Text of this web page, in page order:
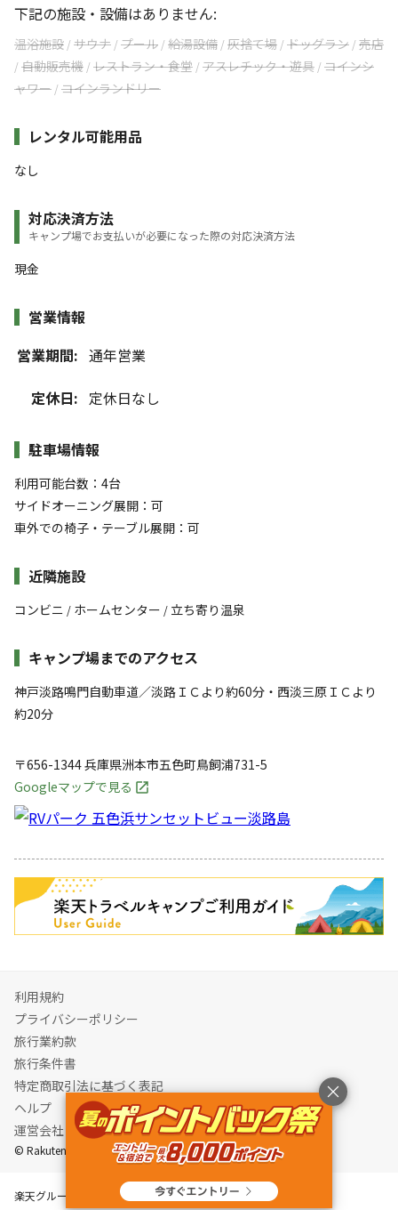
下記の施設・設備はありません:
温浴施設 /サウナ /プール /給湯設備 /灰捨て場 /ドッグラン /売店
/自動販売機 /レストラン・食堂 /アスレチック・遊具 /コインシ
ャワー /コインランドリー
レンタル可能用品
なし
対応決済方法
キャンプ場でお支払いが必要になった際の対応決済方法
現金
営業情報
営業期間: 通年営業
定休日: 定休日なし
駐車場情報
利用可能台数：4台
サイドオーニング展開：可
車外での椅子・テーブル展開：可
近隣施設
コンビニ / ホームセンター / 立ち寄り温泉
キャンプ場までのアクセス
神戸淡路鳴門自動車道／淡路ＩＣより約60分・西淡三原ＩＣより
約20分
〒656-1344兵庫県洲本市五色町鳥飼浦731-5
Googleマップで見る
キャンペーン
利用規約
プライバシーポリシー
旅行業約款
旅行条件書
特定商取引法に基づく表記
ヘルプ
運営会社
© Rakuten Group, Inc.
楽天グループ